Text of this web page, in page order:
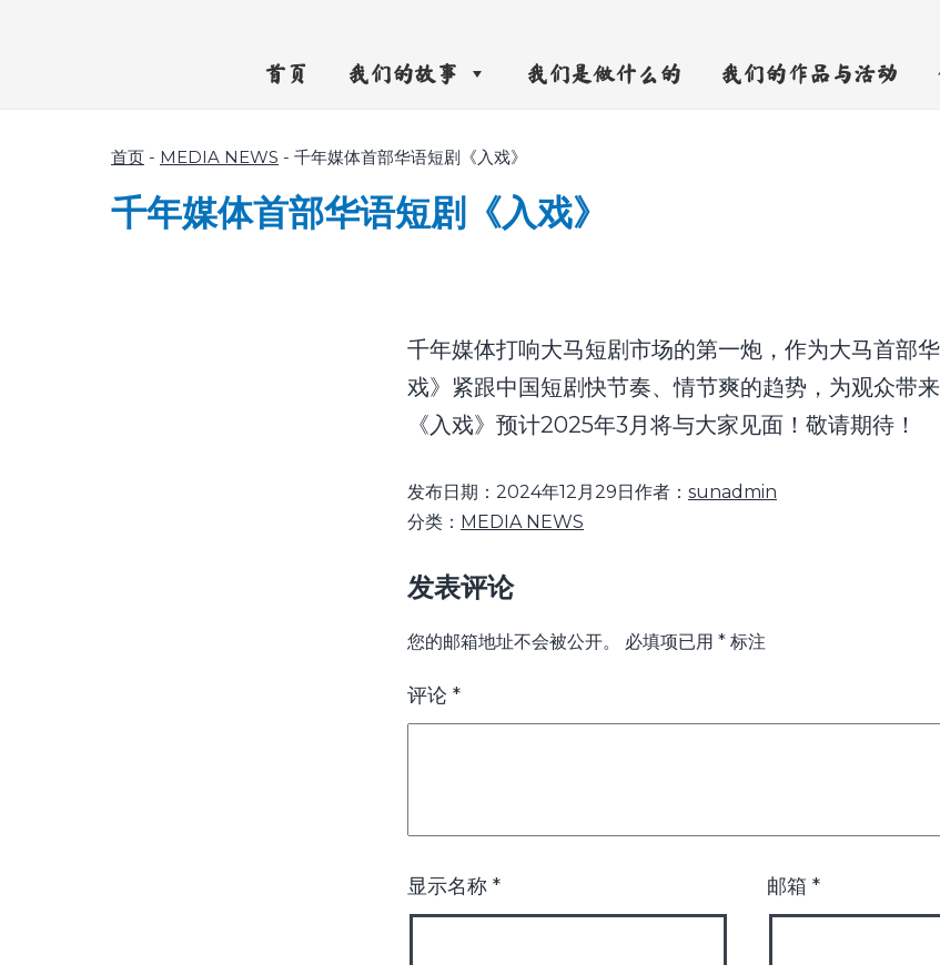
首页 我们的故事 我们是做什么的 我们的作品与活动
首页 - MEDIA NEWS - 千年媒体首部华语短剧《入戏》
千年媒体首部华语短剧《入戏》
千年媒体打响大马短剧市场的第一炮，作为大马首部
戏》紧跟中国短剧快节奏、情节爽的趋势，为观众带来
《入戏》预计2025年3月将与大家见面！敬请期待！
发布日期： 2024年12月29日作者： sunadmin
分类： MEDIA NEWS
发表评论
您的邮箱地址不会被公开。 必填项已用 * 标注
评论 *
显示名称 * 邮箱 *